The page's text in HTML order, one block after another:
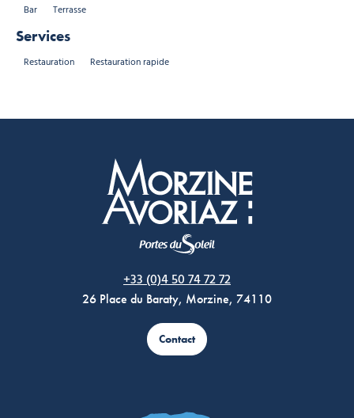
Bar Terrasse
Services
Restauration Restauration rapide
+33 (0)4 50 74 72 72
26 Place du Baraty, Morzine, 74110
Contact